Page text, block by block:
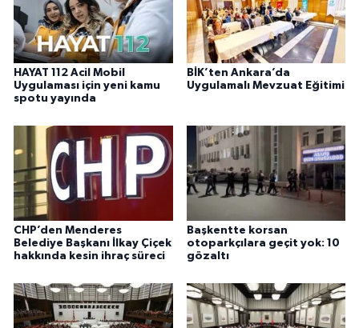
HAYAT 112 Acil Mobil
Uygulaması için yeni kamu
spotu yayında
BİK’ten Ankara’da
Uygulamalı Mevzuat Eğitimi
CHP’den Menderes
Belediye Başkanı İlkay Çiçek
hakkında kesin ihraç süreci
Başkentte korsan
otoparkçılara geçit yok: 10
gözaltı